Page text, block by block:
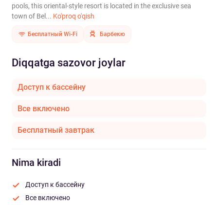
pools, this oriental-style resort is located in the exclusive sea
town of Bel... Ko'proq o'qish
Бесплатный Wi-Fi Барбекю
Diqqatga sazovor joylar
Доступ к бассейну
Все включено
Бесплатный завтрак
Nima kiradi
Доступ к бассейну
Все включено